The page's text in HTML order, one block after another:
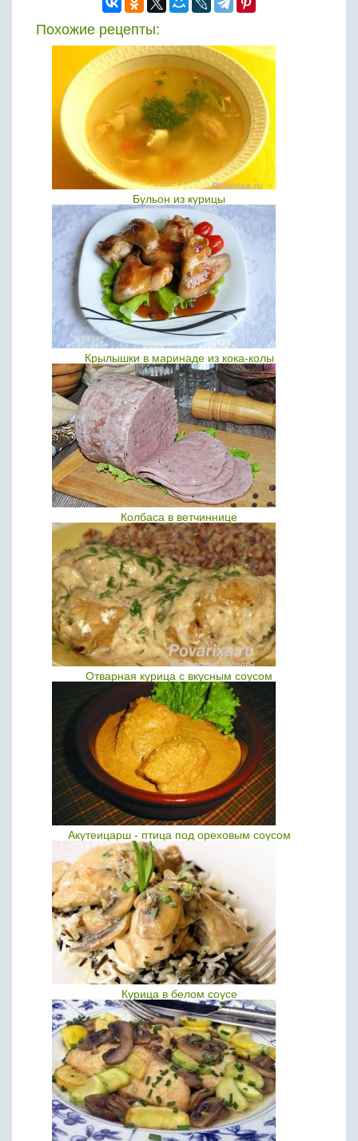
Похожие рецепты:
Бульон из курицы
Крылышки в маринаде из кока-колы
Колбаса в ветчиннице
Отварная курица с вкусным соусом
Акутеицарш - птица под ореховым соусом
Курица в белом соусе